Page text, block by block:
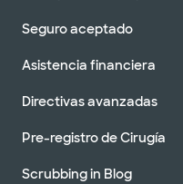
Seguro aceptado
Asistencia financiera
Directivas avanzadas
Pre-registro de Cirugía
Scrubbing in Blog